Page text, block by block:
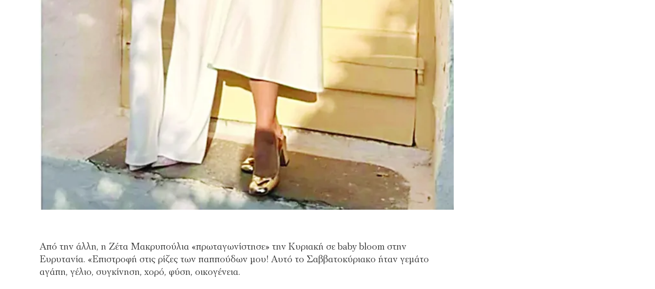
Από την άλλη, η Zέτα Μακρυπούλια «πρωταγωνίστησε» την Κυριακή σε baby bloom στην
Ευρυτανία. «Επιστροφή στις ρίζες των παππούδων μου! Αυτό το Σαββατοκύριακο ήταν γεμάτο
αγάπη, γέλιο, συγκίνηση, χορό, φύση, οικογένεια.